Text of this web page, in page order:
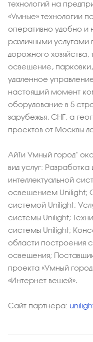
технологий на
«Умные» технологии
оперативно удобно и
различными
дорожного хозяйства,
освещение,
удаленное
настоящий момент
оборудование в 5
зарубежья, СНГ, а
проектов от Москвы
АйТи Умный город"
вид услуг: Разработка
интеллектуальной
освещением Unilight;
системой Unilight;
системы Unilight;
системы Unilight;
области построения
освещения;
проекта «Умный
«Интернет вещей».
Сайт партнера: